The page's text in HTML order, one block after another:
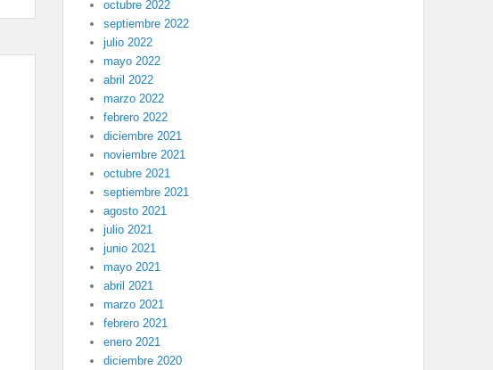
octubre 2022
septiembre 2022
julio 2022
mayo 2022
abril 2022
marzo 2022
febrero 2022
diciembre 2021
noviembre 2021
octubre 2021
septiembre 2021
agosto 2021
julio 2021
junio 2021
mayo 2021
abril 2021
marzo 2021
febrero 2021
enero 2021
diciembre 2020